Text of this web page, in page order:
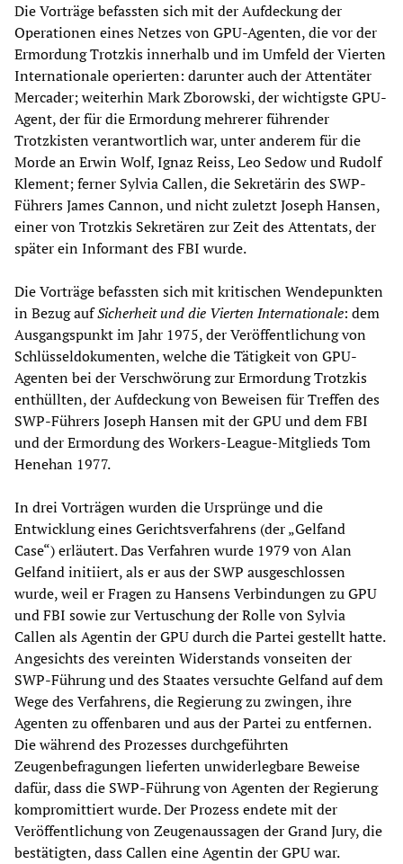
Die Vorträge befassten sich mit der Aufdeckung der
Operationen eines Netzes von GPU-Agenten, die vor der
Ermordung Trotzkis innerhalb und im Umfeld der Vierten
Internationale operierten: darunter auch der Attentäter
Mercader; weiterhin Mark Zborowski, der wichtigste GPU-
Agent, der für die Ermordung mehrerer führender
Trotzkisten verantwortlich war, unter anderem für die
Morde an Erwin Wolf, Ignaz Reiss, Leo Sedow und Rudolf
Klement; ferner Sylvia Callen, die Sekretärin des SWP-
Führers James Cannon, und nicht zuletzt Joseph Hansen,
einer von Trotzkis Sekretären zur Zeit des Attentats, der
später ein Informant des FBI wurde.
Die Vorträge befassten sich mit kritischen Wendepunkten
in Bezug aufSicherheit und die Vierten Internationale: dem
Ausgangspunkt im Jahr 1975, der Veröffentlichung von
Schlüsseldokumenten, welche die Tätigkeit von GPU-
Agenten bei der Verschwörung zur Ermordung Trotzkis
enthüllten, der Aufdeckung von Beweisen für Treffen des
SWP-Führers Joseph Hansen mit der GPU und dem FBI
und der Ermordung des Workers-League-Mitglieds Tom
Henehan 1977.
In drei Vorträgen wurden die Ursprünge und die
Entwicklung eines Gerichtsverfahrens (der „Gelfand
Case“) erläutert. Das Verfahren wurde 1979 von Alan
Gelfand initiiert, als er aus der SWP ausgeschlossen
wurde, weil er Fragen zu Hansens Verbindungen zu GPU
und FBI sowie zur Vertuschung der Rolle von Sylvia
Callen als Agentin der GPU durch die Partei gestellt hatte.
Angesichts des vereinten Widerstands vonseiten der
SWP-Führung und des Staates versuchte Gelfand auf dem
Wege des Verfahrens, die Regierung zu zwingen, ihre
Agenten zu offenbaren und aus der Partei zu entfernen.
Die während des Prozesses durchgeführten
Zeugenbefragungen lieferten unwiderlegbare Beweise
dafür, dass die SWP-Führung von Agenten der Regierung
kompromittiert wurde. Der Prozess endete mit der
Veröffentlichung von Zeugenaussagen der Grand Jury, die
bestätigten, dass Callen eine Agentin der GPU war.